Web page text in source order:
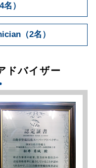
）
（2名）
ドバイザー